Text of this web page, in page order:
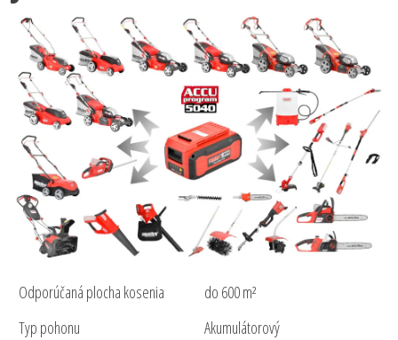
Odporúčaná plocha kosenia
do 600 m²
Typ pohonu
Akumulátorový